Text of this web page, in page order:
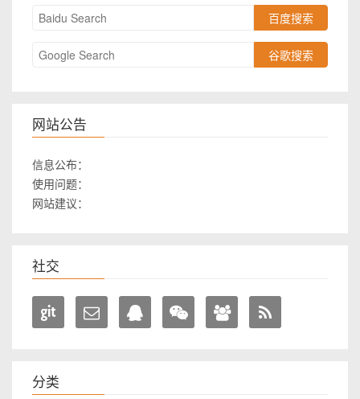
百度搜索
谷歌搜索
网站公告
信息公布：
使用问题：
网站建议：
社交
分类